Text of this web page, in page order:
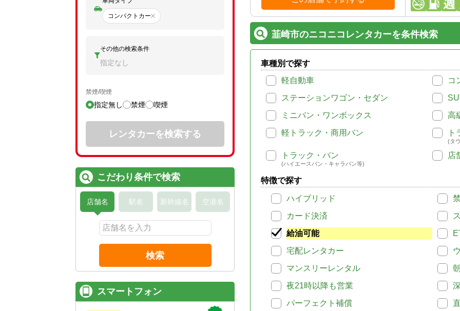
韮崎市のニコニコレンタカーを条件検索
車種別で探す
軽自動車
コ
ステーションワゴン・セダン
ミニバン・ワンボックス
高
軽トラック・商用バン
ト
(タ
トラック・バン
(ハイエースバン・キャラバン等)
店
特徴で探す
ハイブリッド
カード決済
給油可能
宅配レンタカー
マンスリーレンタル
夜21時以降も営業
パーフェクト補償
コンパクトカー
その他の検索条件
指定なし
禁煙/喫煙
指定無し 禁煙 喫煙
レンタカーを検索する
こだわり条件で検索
店舗名 駅名 新幹線名 空港名
検索
スマートフォン